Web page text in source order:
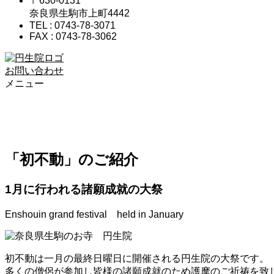
奈良県生駒市上町4442
TEL : 0743-78-3071
FAX : 0743-78-3062
お問い合わせ
メニュー
「初不動」のご紹介
1月に行われる諸願成就の大祭
Enshouin grand festival held in January
初不動は一月の最終日曜日に開催される円生院の大祭です。
多くの僧侶が参加し皆様の諸願成就のため護摩のご祈祷を致